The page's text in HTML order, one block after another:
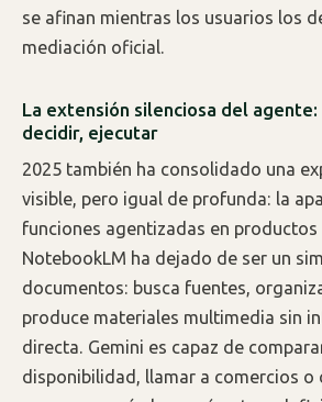
se afinan mientras los usuarios los
mediación oficial.
La extensión silenciosa del
decidir, ejecutar
2025 también ha consolidado una
visible, pero igual de profunda: la
funciones agentizadas en
NotebookLM ha dejado de ser un
documentos: busca fuentes,
produce materiales multimedia sin
directa. Gemini es capaz de
disponibilidad, llamar a comercios o